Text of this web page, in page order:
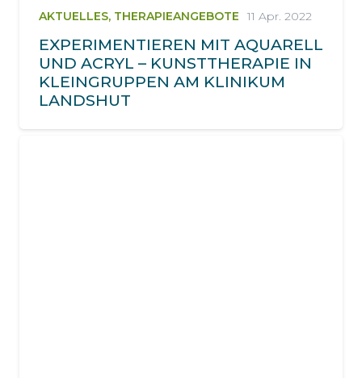
AKTUELLES, THERAPIEANGEBOTE 11 Apr. 2022
EXPERIMENTIEREN MIT AQUARELL
UND ACRYL – KUNSTTHERAPIE IN
KLEINGRUPPEN AM KLINIKUM
LANDSHUT